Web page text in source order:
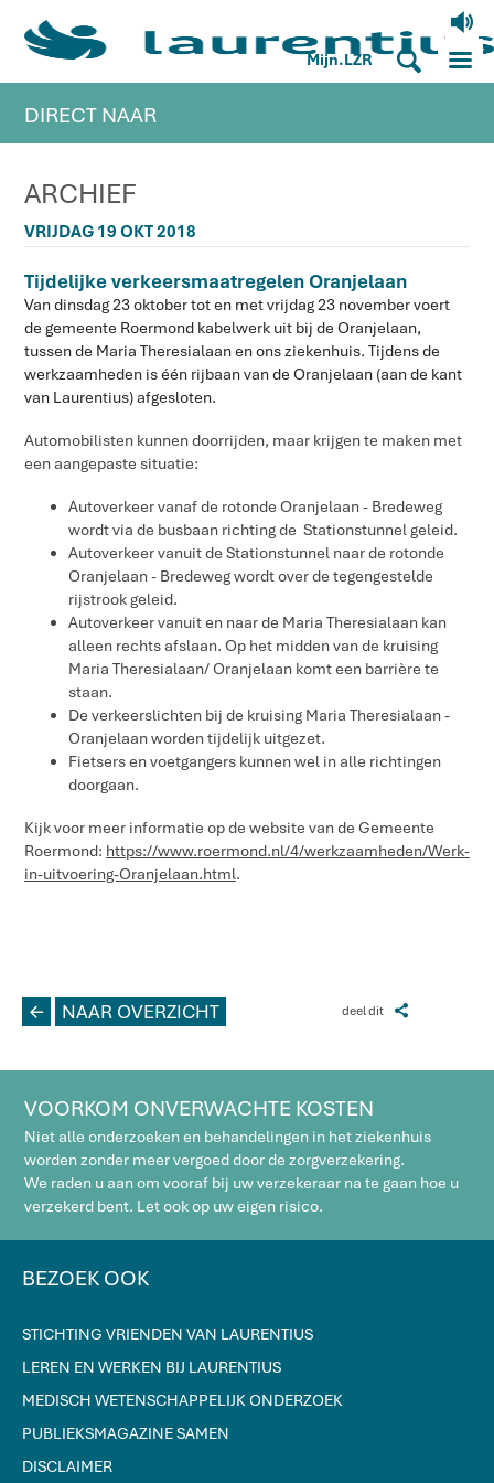
V
Mijn.LZR S M
DIRECT NAAR
ARCHIEF
VRIJDAG 19 OKT 2018
Tijdelijke verkeersmaatregelen Oranjelaan
Van dinsdag 23 oktober tot en met vrijdag 23 november voert
de gemeente Roermond kabelwerk uit bij de Oranjelaan,
tussen de Maria Theresialaan en ons ziekenhuis. Tijdens de
werkzaamheden is één rijbaan van de Oranjelaan (aan de kant
van Laurentius) afgesloten.
Automobilisten kunnen doorrijden, maar krijgen te maken met
een aangepaste situatie:
Autoverkeer vanaf de rotonde Oranjelaan - Bredeweg
wordt via de busbaan richting de Stationstunnel geleid.
Autoverkeer vanuit de Stationstunnel naar de rotonde
Oranjelaan - Bredeweg wordt over de tegengestelde
rijstrook geleid.
Autoverkeer vanuit en naar de Maria Theresialaan kan
alleen rechts afslaan. Op het midden van de kruising
Maria Theresialaan/ Oranjelaan komt een barrière te
staan.
De verkeerslichten bij de kruising Maria Theresialaan -
Oranjelaan worden tijdelijk uitgezet.
Fietsers en voetgangers kunnen wel in alle richtingen
doorgaan.
Kijk voor meer informatie op de website van de Gemeente
Roermond: https://www.roermond.nl/4/werkzaamheden/Werk-
in-uitvoering-Oranjelaan.html.
deel dit Z
L NAAR OVERZICHT
VOORKOM ONVERWACHTE KOSTEN
Niet alle onderzoeken en behandelingen in het ziekenhuis
worden zonder meer vergoed door de zorgverzekering.
We raden u aan om vooraf bij uw verzekeraar na te gaan hoe u
verzekerd bent. Let ook op uw eigen risico.
BEZOEK OOK
STICHTING VRIENDEN VAN LAURENTIUS
LEREN EN WERKEN BIJ LAURENTIUS
MEDISCH WETENSCHAPPELIJK ONDERZOEK
PUBLIEKSMAGAZINE SAMEN
DISCLAIMER